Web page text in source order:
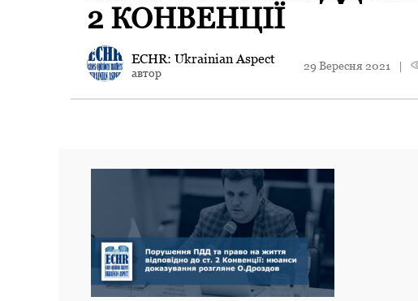
2 КОНВЕНЦІЇ
ECHR: Ukrainian Aspect
автор
29 Вересня 2021 |